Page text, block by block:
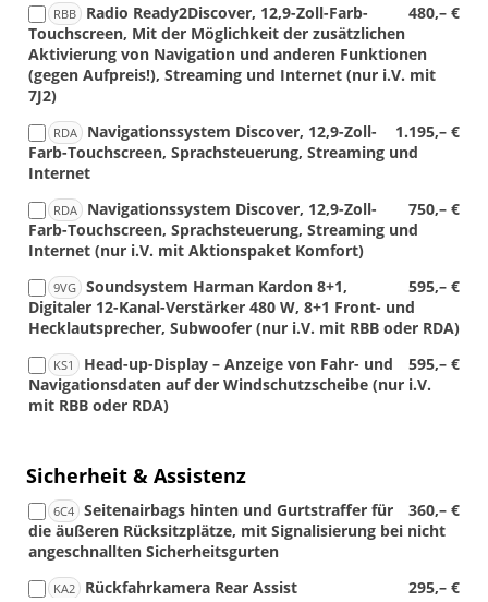
RBB 480,– €
Radio Ready2Discover, 12,9-Zoll-Farb-
Touchscreen, Mit der Möglichkeit der zusätzlichen
Aktivierung von Navigation und anderen Funktionen
(gegen Aufpreis!), Streaming und Internet (nur i.V. mit
7J2)
RDA 1.195,– €
Navigationssystem Discover, 12,9-Zoll-
Farb-Touchscreen, Sprachsteuerung, Streaming und
Internet
RDA 750,– €
Navigationssystem Discover, 12,9-Zoll-
Farb-Touchscreen, Sprachsteuerung, Streaming und
Internet (nur i.V. mit Aktionspaket Komfort)
9VG 595,– €
Soundsystem Harman Kardon 8+1,
Digitaler 12-Kanal-Verstärker 480 W, 8+1 Front- und
Hecklautsprecher, Subwoofer (nur i.V. mit RBB oder RDA)
KS1 595,– €
Head-up-Display – Anzeige von Fahr- und
Navigationsdaten auf der Windschutzscheibe (nur i.V.
mit RBB oder RDA)
Sicherheit & Assistenz
6C4 360,– €
Seitenairbags hinten und Gurtstraffer für
die äußeren Rücksitzplätze, mit Signalisierung bei nicht
angeschnallten Sicherheitsgurten
KA2 295,– €
Rückfahrkamera Rear Assist